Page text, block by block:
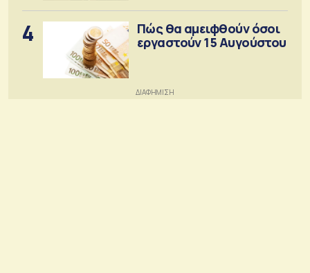
4
Πώς θα αμειφθούν όσοι
εργαστούν 15 Αυγούστου